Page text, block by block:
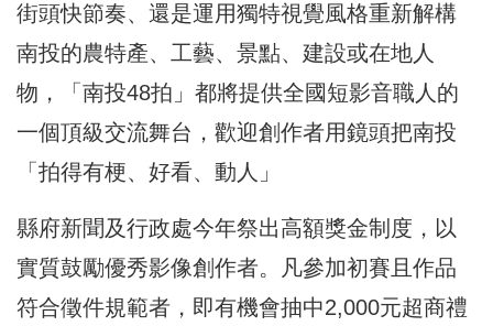
街頭快節奏、還是運用獨特視覺風格重新解構
南投的農特產、工藝、景點、建設或在地人
物，「南投48拍」都將提供全國短影音職人的
一個頂級交流舞台，歡迎創作者用鏡頭把南投
「拍得有梗、好看、動人」
縣府新聞及行政處今年祭出高額獎金制度，以
實質鼓勵優秀影像創作者。凡參加初賽且作品
符合徵件規範者，即有機會抽中2,000元超商禮